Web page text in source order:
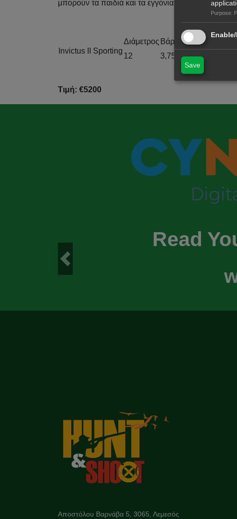
μπορούν τα παιδιά και τα εγγόνια σας να το
Invictus II Sporting
Διάμετρος Βάρος (kg) Κλήση
12
3,75 35/55
Τιμή: €5200
Read
Αποστόλου Βαρνάβα 5, 3065, Λεμεσός
Purpose:
Save